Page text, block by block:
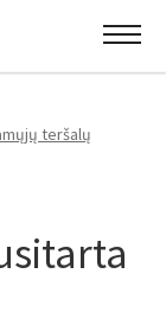
teršalų